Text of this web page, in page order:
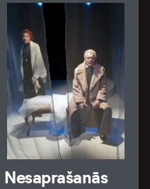
Nesaprašanās